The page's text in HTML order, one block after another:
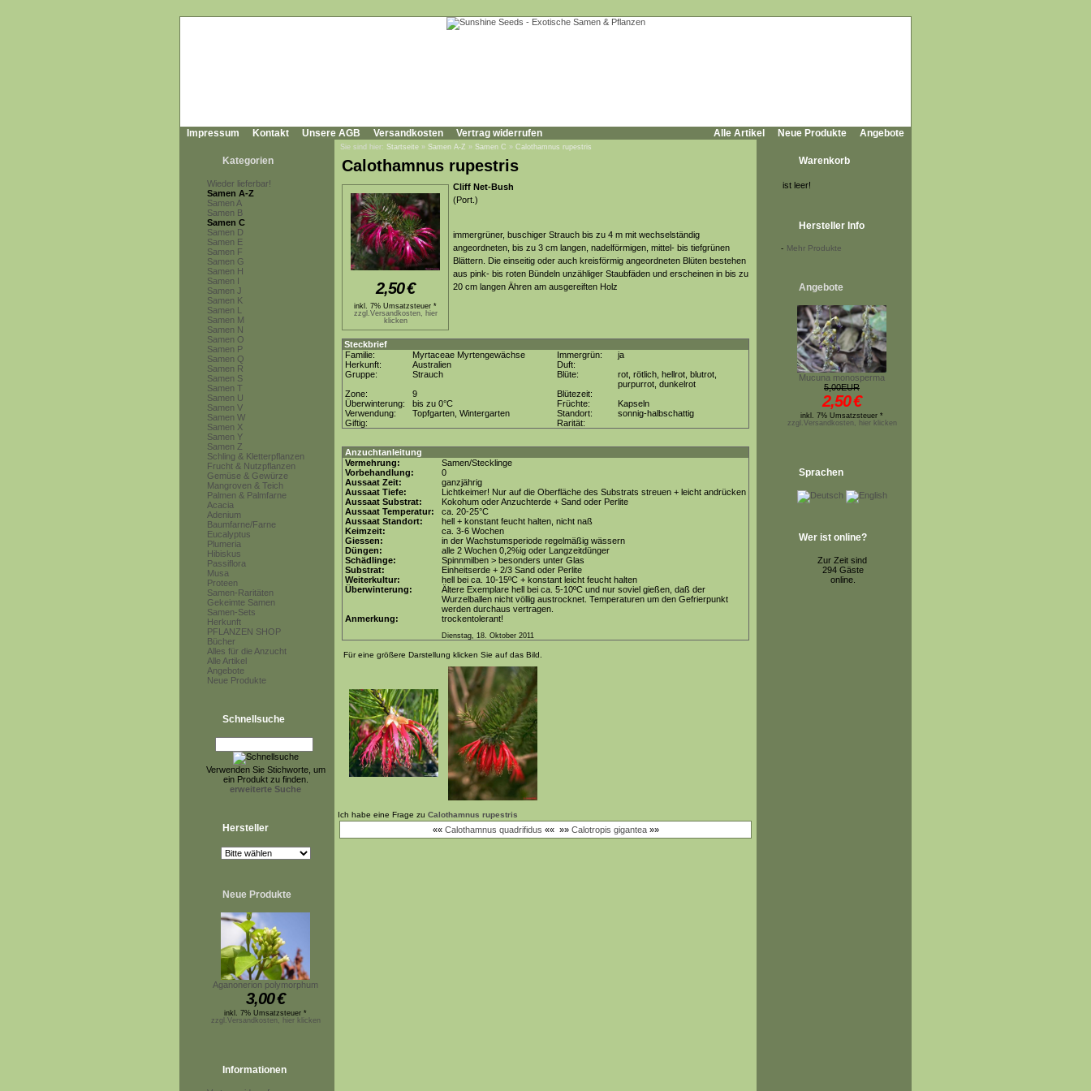
Impressum Kontakt Unsere AGB Versandkosten Vertrag widerrufen Alle Artikel Neue Produkte Angebote
Kategorien
Wieder lieferbar!
Samen A-Z
Samen A
Samen B
Samen C
Samen D
Samen E
Samen F
Samen G
Samen H
Samen I
Samen J
Samen K
Samen L
Samen M
Samen N
Samen O
Samen P
Samen Q
Samen R
Samen S
Samen T
Samen U
Samen V
Samen W
Samen X
Samen Y
Samen Z
Schling & Kletterpflanzen
Frucht & Nutzpflanzen
Gemüse & Gewürze
Mangroven & Teich
Palmen & Palmfarne
Acacia
Adenium
Baumfarne/Farne
Eucalyptus
Plumeria
Hibiskus
Passiflora
Musa
Proteen
Samen-Raritäten
Gekeimte Samen
Samen-Sets
Herkunft
PFLANZEN SHOP
Bücher
Alles für die Anzucht
Alle Artikel
Angebote
Neue Produkte
Schnellsuche
Verwenden Sie Stichworte, um
ein Produkt zu finden.
erweiterte Suche
Hersteller
Neue Produkte
Aganonerion polymorphum
3,00€
inkl. 7% Umsatzsteuer *
zzgl.Versandkosten, hier klicken
Informationen
Sie sind hier: Startseite » Samen A-Z » Samen C » Calothamnus rupestris
Calothamnus rupestris
2,50€
inkl. 7% Umsatzsteuer *
zzgl.Versandkosten, hier
klicken
Cliff Net-Bush
(Port.)
immergrüner, buschiger Strauch bis zu 4 m mit wechselständig
angeordneten, bis zu 3 cm langen, nadelförmigen, mittel- bis tiefgrünen
Blättern. Die einseitig oder auch kreisförmig angeordneten Blüten bestehen
aus pink- bis roten Bündeln unzähliger Staubfäden und erscheinen in bis zu
20 cm langen Ähren am ausgereiften Holz
Steckbrief
Familie:
Myrtaceae Myrtengewächse Immergrün:
ja
Herkunft:
Australien
Duft:
Gruppe:
Strauch Blüte:
rot, rötlich, hellrot, blutrot,
purpurrot, dunkelrot
Zone:
9
Blütezeit:
Überwinterung:
bis zu 0°C Früchte:
Kapseln
Verwendung:
Topfgarten, Wintergarten Standort:
sonnig-halbschattig
Giftig:
Rarität:
Anzuchtanleitung
Vermehrung:
Samen/Stecklinge
Vorbehandlung:
0
Aussaat Zeit:
ganzjährig
Aussaat Tiefe:
Lichtkeimer! Nur auf die Oberfläche des Substrats streuen + leicht andrücken
Aussaat Substrat:
Kokohum oder Anzuchterde + Sand oder Perlite
Aussaat Temperatur:
ca. 20-25°C
Aussaat Standort:
hell + konstant feucht halten, nicht naß
Keimzeit:
ca. 3-6 Wochen
Giessen:
in der Wachstumsperiode regelmäßig wässern
Düngen:
alle 2 Wochen 0,2%ig oder Langzeitdünger
Schädlinge:
Spinnmilben > besonders unter Glas
Substrat:
Einheitserde + 2/3 Sand oder Perlite
Weiterkultur:
hell bei ca. 10-15ºC + konstant leicht feucht halten
Überwinterung:
Ältere Exemplare hell bei ca. 5-10ºC und nur soviel gießen, daß der
Wurzelballen nicht völlig austrocknet. Temperaturen um den Gefrierpunkt
werden durchaus vertragen.
Anmerkung:
trockentolerant!
Dienstag, 18. Oktober 2011
Für eine größere Darstellung klicken Sie auf das Bild.
Ich habe eine Frage zu Calothamnus rupestris
«« Calothamnus quadrifidus «« »» Calotropis gigantea»»
Warenkorb
ist leer!
Hersteller Info
- Mehr Produkte
Angebote
Mucuna monosperma
5,00EUR
2,50€
inkl. 7% Umsatzsteuer *
zzgl.Versandkosten, hier klicken
Sprachen
Wer ist online?
Zur Zeit sind
294 Gäste
online.